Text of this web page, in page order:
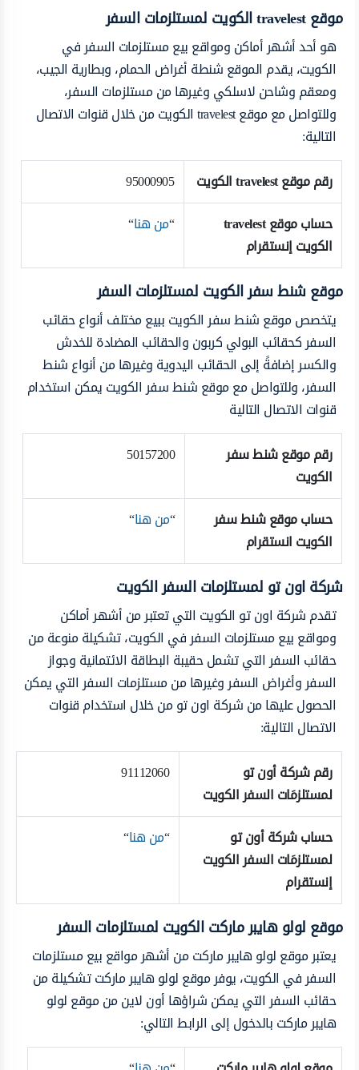
موقعtravelest الكويت لمستلزمات السفر
هو أحد أشهر أماكن ومواقع بيع مستلزمات السفر في
الكويت، يقدم الموقع شنطة أغراض الحمام، وبطارية الجيب،
ومعقم وشاحن لاسلكي وغيرها من مستلزمات السفر،
وللتواصل مع موقع
travelest الكويت من خلال قنوات الاتصال
التالية:
رقم موقعtravelest الكويت
95000905
حساب موقعtravelest
الكويت إنستقرام
“من هنا“
موقع شنط سفر الكويت لمستلزمات السفر
يتخصص موقع شنط سفر الكويتببيع مختلف أنواع حقائب
السفر كحقائب البولي كربون والحقائب المضادة للخدش
والكسر إضافةً إلى الحقائب اليدوية وغيرها من أنواع شنط
السفر، وللتواصل مع موقع شنط سفر الكويت يمكن استخدام
قنوات الاتصال التالية
رقم موقع شنط سفر
الكويت
50157200
حساب موقع شنط سفر
الكويت انستقرام
“من هنا“
شركة اون تو لمستلزمات السفر الكويت
تقدم شركة اون تو الكويت التي تعتبر من أشهر أماكن
ومواقع بيع مستلزمات السفر في الكويت، تشكيلة منوعة من
حقائب السفر التي تشمل حقيبة البطاقة الائتمانية وجواز
السفر وأغراض السفر وغيرها من مستلزمات السفر التي يمكن
الحصول عليها من شركة اون تو من خلال استخدام قنوات
الاتصال التالية:
رقم شركة أون تو
لمستلزمَات السفر الكويت
91112060
حساب شركة أون تو
لمستلزمَات السفر الكويت
إنستقرام
“من هنا“
موقع لولو هايبر ماركت الكويت لمستلزمات السفر
يعتبر موقع لولو هايبر ماركت من أشهر مواقع بيع مستلزمات
السفر في الكويت، يوفر موقع لولو هايبر ماركت تشكيلة من
حقائب السفر التي يمكن شراؤها أون لاين من موقع لولو
هايبر ماركت بالدخول إلى الرابط التالي: